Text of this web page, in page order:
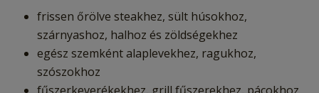
frissen őrölve steakhez, sült húsokhoz,
szárnyashoz, halhoz és zöldségekhez
egész szemként alaplevekhez, ragukhoz,
szószokhoz
fűszerkeverékekhez, grill fűszerekhez, pácokhoz